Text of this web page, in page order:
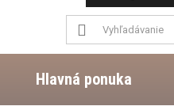
Hlavná ponuka